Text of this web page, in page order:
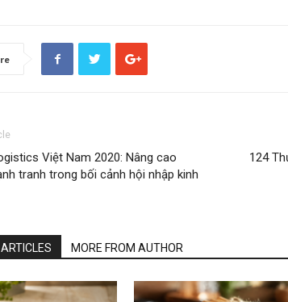
Việt Nam 2020: Nâng cao
tranh trong bối cảnh hội nhập kinh
124
MORE FROM AUTHOR